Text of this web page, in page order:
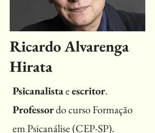
Ricardo Alvarenga
Hirata
Psicanalistaeescritor.
Professordo curso Formação
em Psicanálise (CEP-SP).